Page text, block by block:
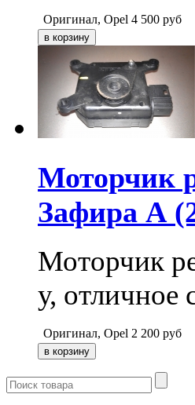
Оригинал, Opel 4 500 руб
Моторчик
Зафира А
Моторчик
у, отличное
Оригинал, Opel 2 200 руб